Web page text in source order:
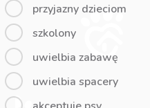
przyjazny dzieciom
szkolony
uwielbia zabawę
uwielbia spacery